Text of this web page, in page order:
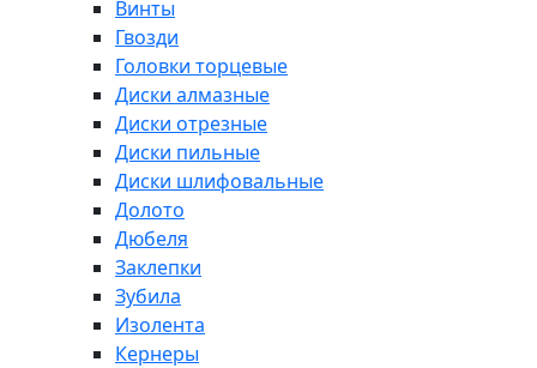
Винты
Гвозди
Головки торцевые
Диски алмазные
Диски отрезные
Диски пильные
Диски шлифовальные
Долото
Дюбеля
Заклепки
Зубила
Изолента
Кернеры